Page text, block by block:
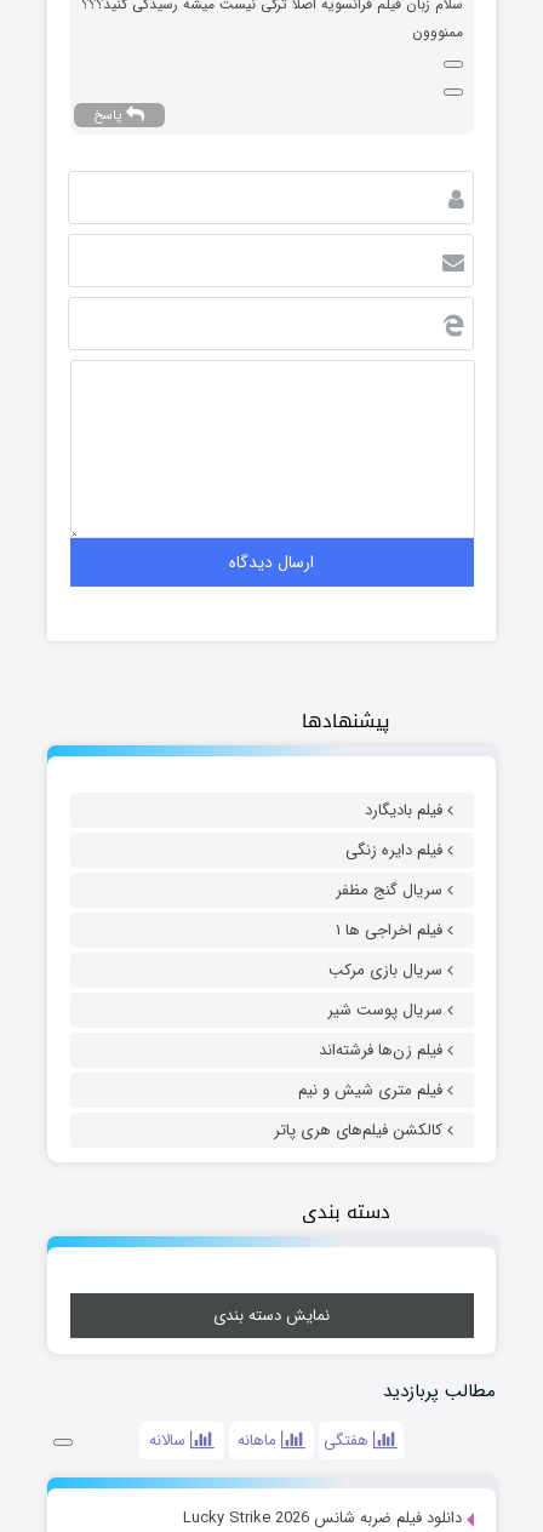
پیشنهادها
فیلم بادیگارد
فیلم دایره زنگی
سریال گنج مظفر
فیلم اخراجی ها ۱
سریال بازی مرکب
سریال پوست شیر
فیلم زن‌ها فرشته‌اند
فیلم متری شیش و نیم
کالکشن فیلم‌های هری پاتر
دسته بندی
نمایش دسته بندی
مطالب پربازدید
هفتگی ماهانه سالانه
دانلود فیلم ضربه شانس Lucky Strike 2026
ممنووون
پاسخ